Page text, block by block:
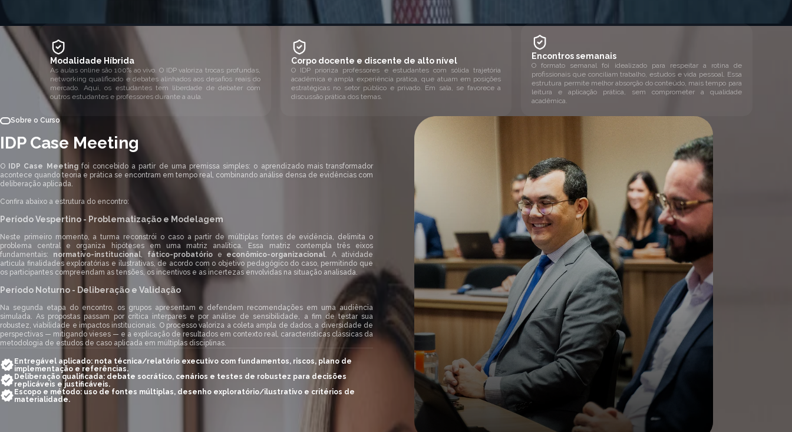
Modalidade Híbrida
As aulas online são 100% ao vivo. O IDP valoriza trocas profundas,
networking qualificado e debates alinhados aos desafios reais do
mercado. Aqui, os estudantes tem liberdade de debater com
outros estudantes e professores durante a aula.
Corpo docente e discente de alto nível
O IDP prioriza professores e estudantes com sólida trajetória
acadêmica e ampla experiência prática, que atuam em posições
estratégicas no setor público e privado. Em sala, se favorece a
discussão prática dos temas.
Encontros semanais
O formato semanal foi idealizado para respeitar a rotina de
profissionais que conciliam trabalho, estudos e vida pessoal. Essa
estrutura permite melhor absorção do conteúdo, mais tempo para
leitura e aplicação prática, sem comprometer a qualidade
acadêmica.
Sobre o Curso
IDP Case Meeting
O IDP Case Meetingfoi concebido a partir de uma premissa simples: o aprendizado mais transformador
acontece quando teoria e prática se encontram em tempo real, combinando análise densa de evidências com
deliberação aplicada.
Confira abaixo a estrutura do encontro:
Período Vespertino - Problematização e Modelagem
Neste primeiro momento, a turma reconstrói o caso a partir de múltiplas fontes de evidência, delimita o
problema central e organiza hipóteses em uma matriz analítica. Essa matriz contempla três eixos
fundamentais: normativo-institucional, fático-probatórioe econômico-organizacional. A atividade
articula finalidades exploratórias e ilustrativas, de acordo com o objetivo pedagógico do caso, permitindo que
os participantes compreendam as tensões, os incentivos e as incertezas envolvidas na situação analisada.
Período Noturno - Deliberação e Validação
Na segunda etapa do encontro, os grupos apresentam e defendem recomendações em uma audiência
simulada. As propostas passam por crítica interpares e por análise de sensibilidade, a fim de testar sua
robustez, viabilidade e impactos institucionais. O processo valoriza a coleta ampla de dados, a diversidade de
perspectivas — mitigando vieses — e a explicação de resultados em contexto real, características clássicas da
metodologia de estudos de caso aplicada em múltiplas disciplinas.
Entregável aplicado: nota técnica/relatório executivo com fundamentos, riscos, plano de
implementação e referências.
Deliberação qualificada: debate socrático, cenários e testes de robustez para decisões
replicáveis e justificáveis.
Escopo e método: uso de fontes múltiplas, desenho exploratório/ilustrativo e critérios de
materialidade.